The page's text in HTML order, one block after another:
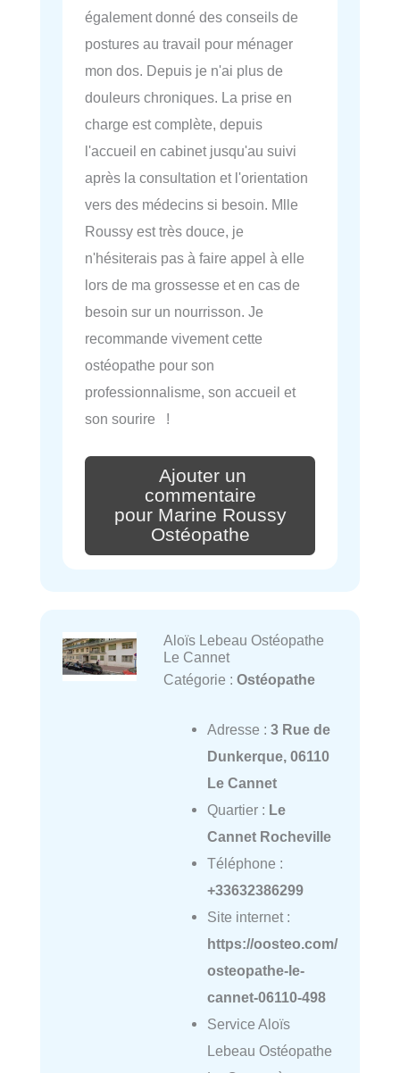
également donné des conseils de
postures au travail pour ménager
mon dos. Depuis je n'ai plus de
douleurs chroniques. La prise en
charge est complète, depuis
l'accueil en cabinet jusqu'au suivi
après la consultation et l'orientation
vers des médecins si besoin. Mlle
Roussy est très douce, je
n'hésiterais pas à faire appel à elle
lors de ma grossesse et en cas de
besoin sur un nourrisson. Je
recommande vivement cette
ostéopathe pour son
professionnalisme, son accueil et
son sourire !
Ajouter un
commentaire
pour Marine Roussy
Ostéopathe
Aloïs Lebeau Ostéopathe
Le Cannet
Catégorie : Ostéopathe
Adresse : 3 Rue de
Dunkerque, 06110
Le Cannet
Quartier : Le
Cannet Rocheville
Téléphone :
+33632386299
Site internet :
https://oosteo.com/
osteopathe-le-
cannet-06110-498
Service Aloïs
Lebeau Ostéopathe